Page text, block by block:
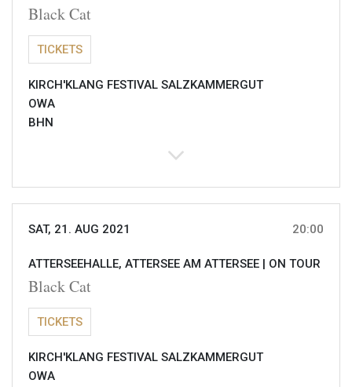
Black Cat
TICKETS
KIRCH'KLANG FESTIVAL SALZKAMMERGUT
OWA
BHN
SAT, 21. AUG 2021 20:00
ATTERSEEHALLE, ATTERSEE AM ATTERSEE | ON TOUR
Black Cat
TICKETS
KIRCH'KLANG FESTIVAL SALZKAMMERGUT
OWA